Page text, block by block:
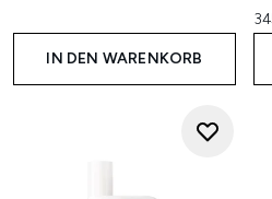
IN DEN WARENKORB